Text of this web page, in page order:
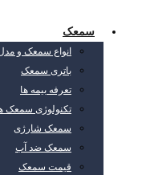
سمعک
انواع سمعک و
باتری سمعک
تعرفه بیمه ها
تکنولوژی سمعک
سمعک شارژی
سمعک ضد آب
قیمت سمعک